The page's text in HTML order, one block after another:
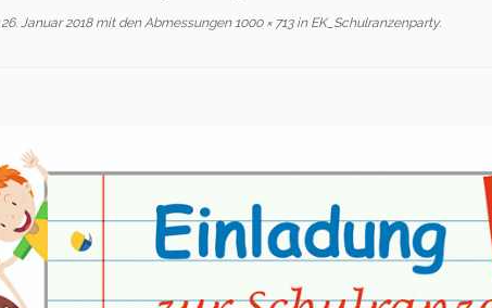
26. Januar 2018mit den Abmessungen1000 × 713inEK_Schulranzenparty.